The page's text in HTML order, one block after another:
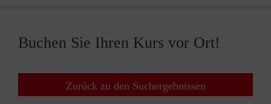
Buchen Sie Ihren Kurs vor Ort!
Zurück zu den Suchergebnissen